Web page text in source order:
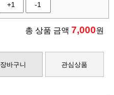
+1 -1
총 상품 금액 7,000원
장바구니 관심상품